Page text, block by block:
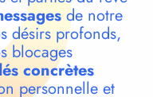
de notre
désirs profonds,
blocages
concrètes
personnelle et